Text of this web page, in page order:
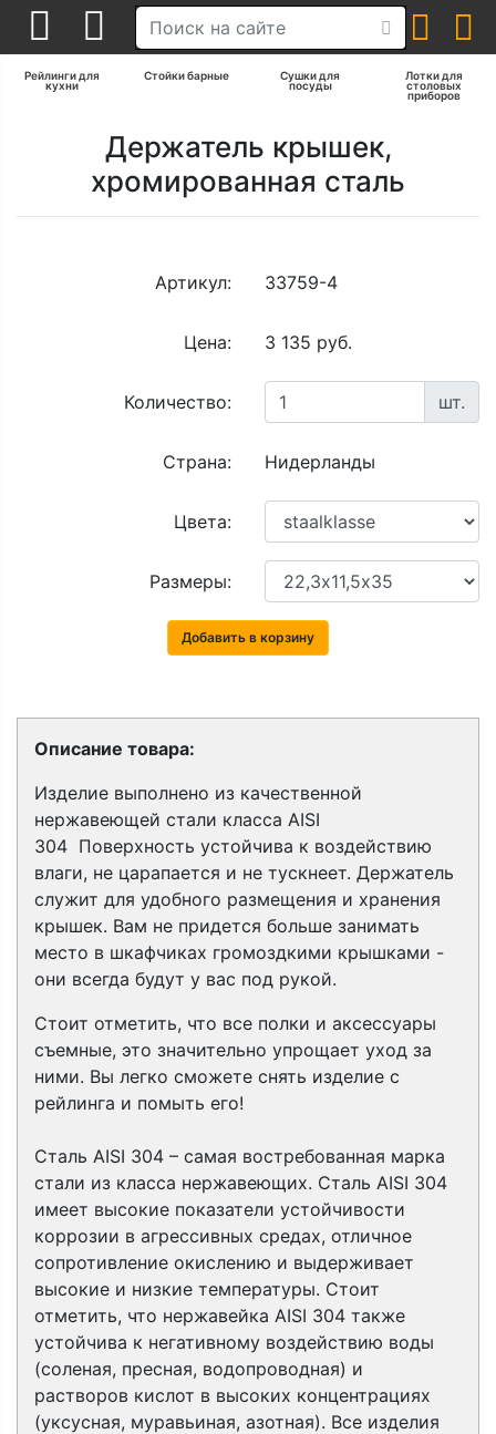
Рейлинги для
кухни
Стойки барные Сушки для
посуды
Лотки для
столовых
приборов
Держатель крышек,
хромированная сталь
Артикул: 33759-4
Цена: 3 135 руб.
Количество: шт.
Страна: Нидерланды
Цвета:
Размеры:
Добавить в корзину
Описание товара:
Изделие выполнено из качественной
нержавеющей стали класса AISI
304 Поверхность устойчива к воздействию
влаги, не царапается и не тускнеет. Держатель
служит для удобного размещения и хранения
крышек. Вам не придется больше занимать
место в шкафчиках громоздкими крышками -
они всегда будут у вас под рукой.
Стоит отметить, что все полки и аксессуары
съемные, это значительно упрощает уход за
ними. Вы легко сможете снять изделие с
рейлинга и помыть его!
Сталь AISI 304 – самая востребованная марка
стали из класса нержавеющих. Сталь AISI 304
имеет высокие показатели устойчивости
коррозии в агрессивных средах, отличное
сопротивление окислению и выдерживает
высокие и низкие температуры. Стоит
отметить, что нержавейка AISI 304 также
устойчива к негативному воздействию воды
(соленая, пресная, водопроводная) и
растворов кислот в высоких концентрациях
(уксусная, муравьиная, азотная). Все изделия